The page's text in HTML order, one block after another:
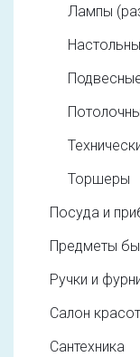
Лампы
Торшеры
Посуда и
Предметы
Ручки и
Салон
Сантехника